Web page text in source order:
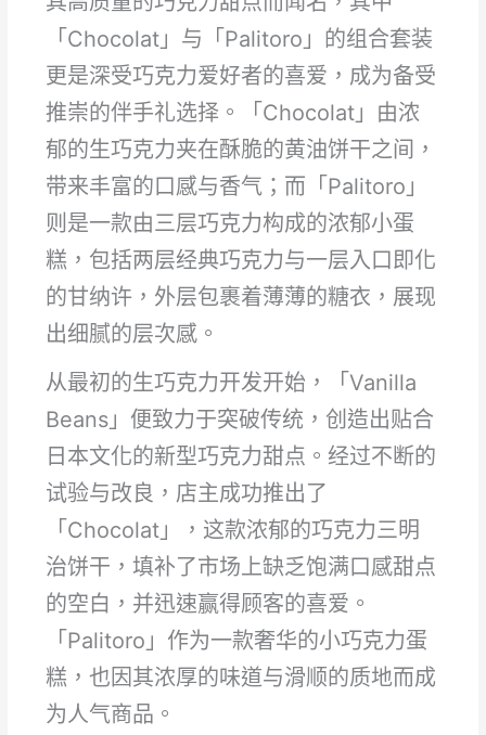
「Chocolat」与「Palitoro」的组合套装
更是深受巧克力爱好者的喜爱，成为备受
推崇的伴手礼选择。「Chocolat」由浓
郁的生巧克力夹在酥脆的黄油饼干之间，
带来丰富的口感与香气；而「Palitoro」
则是一款由三层巧克力构成的浓郁小蛋
糕，包括两层经典巧克力与一层入口即化
的甘纳许，外层包裹着薄薄的糖衣，展现
出细腻的层次感。
从最初的生巧克力开发开始，「Vanilla
Beans」便致力于突破传统，创造出贴合
日本文化的新型巧克力甜点。经过不断的
试验与改良，店主成功推出了
「Chocolat」，这款浓郁的巧克力三明
治饼干，填补了市场上缺乏饱满口感甜点
的空白，并迅速赢得顾客的喜爱。
「Palitoro」作为一款奢华的小巧克力蛋
糕，也因其浓厚的味道与滑顺的质地而成
为人气商品。